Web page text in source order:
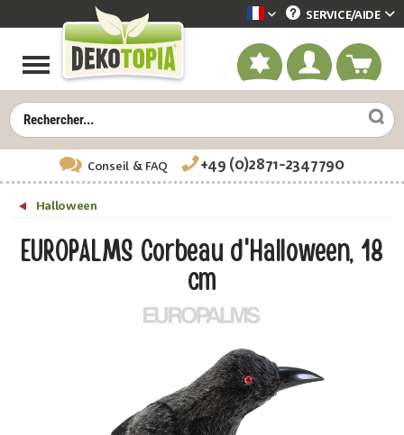
Dekotopia französisch
SERVICE/AIDE
Conseil& FAQ +49 (0)2871-2347790
Halloween
EUROPALMS Corbeau d'Halloween, 18
cm